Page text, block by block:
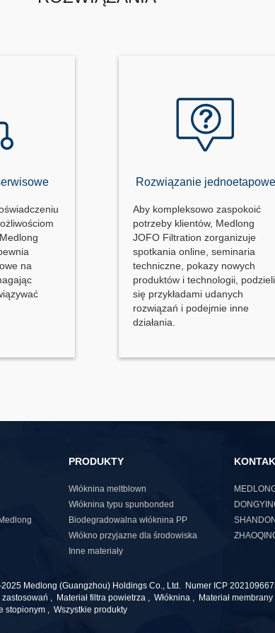
na
Rozwiązanie jednoetapowe
Aby kompleksowo zaspokoić
potrzeby klientów, Medlong
JOFO Filtration zorganizuje
spotkania online, seminaria
techniczne, pokazy nowych
produktów i technologii, podzieli
się przykładami udanych
rozwiązań i podejmie inne
działania.
PRODUKTY
Włóknina meltblown
Włóknina typu spunbonded
Biodegradowalna włóknina PP
Włókno przyjazne dla środowiska
Inne materiały
Medlong (Guangzhou) Holdings Co., Ltd. Numer ICP
, Materiał filtra powietrza , Włóknina , Materiał
stopionym , Wszystkie produkty